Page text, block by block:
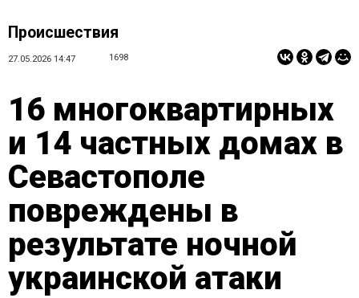
Происшествия
27.05.2026 14:47 1698
16 многоквартирных
и 14 частных домах в
Севастополе
повреждены в
результате ночной
украинской атаки